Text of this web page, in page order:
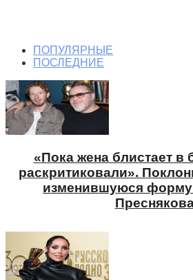
ПОПУЛЯРНЫЕ
ПОСЛЕДНИЕ
«Пока жена блистает в
раскритиковали».
изменившуюся форму